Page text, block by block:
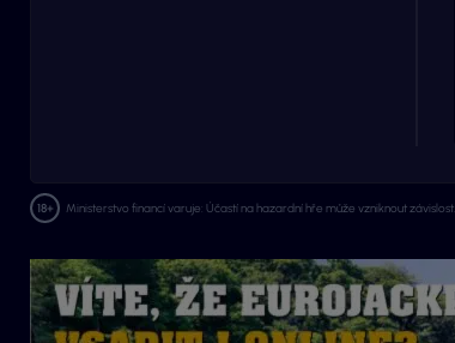
Ministerstvo financí varuje: Účastí na hazardní hře může vzniknout závislost.